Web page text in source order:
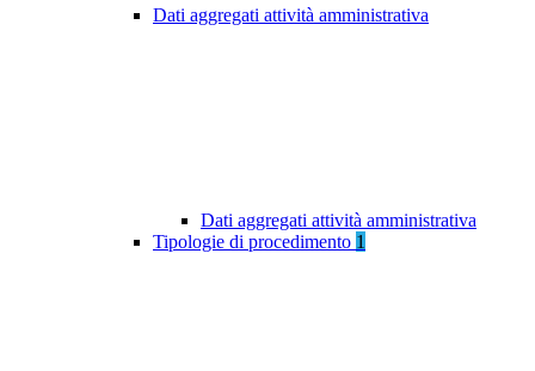
Dati aggregati attività amministrativa
Dati aggregati attività amministrativa
Tipologie di procedimento 1